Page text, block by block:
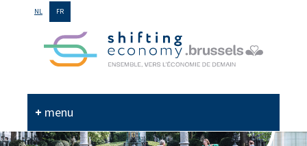
NL FR
menu